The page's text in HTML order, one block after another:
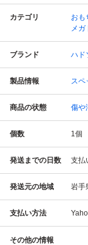
カテゴリ おも
メガ
ブランド ハド
製品情報 スペ
商品の状態 傷や
個数 1個
発送までの日数 支払
発送元の地域 岩手
支払い方法
その他の情報